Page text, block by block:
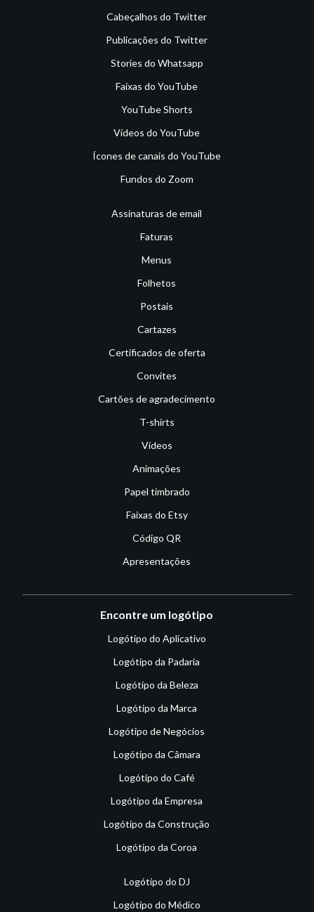
Cabeçalhos do Twitter
Publicações do Twitter
Stories do Whatsapp
Faixas do YouTube
YouTube Shorts
Vídeos do YouTube
Ícones de canais do YouTube
Fundos do Zoom
Assinaturas de email
Faturas
Menus
Folhetos
Postais
Cartazes
Certificados de oferta
Convites
Cartões de agradecimento
T-shirts
Vídeos
Animações
Papel timbrado
Faixas do Etsy
Código QR
Apresentações
Encontre um logótipo
Logótipo do Aplicativo
Logótipo da Padaria
Logótipo da Beleza
Logótipo da Marca
Logótipo de Negócios
Logótipo da Câmara
Logótipo do Café
Logótipo da Empresa
Logótipo da Construção
Logótipo da Coroa
Logótipo do DJ
Logótipo do Médico